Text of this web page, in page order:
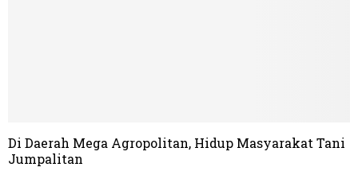
Di Daerah Mega Agropolitan, Hidup Masyarakat Tani
Jumpalitan